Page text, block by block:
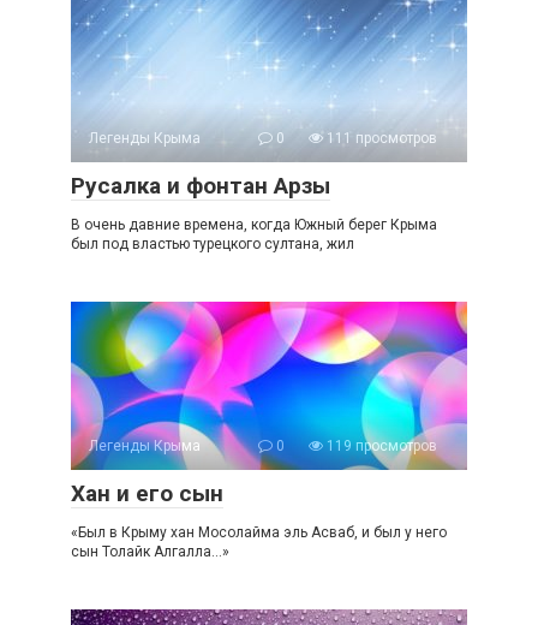
Легенды Крыма 0 111 просмотров
Русалка и фонтан Арзы
В очень давние времена, когда Южный берег Крыма
был под властью турецкого султана, жил
Легенды Крыма 0 119 просмотров
Хан и его сын
«Был в Крыму хан Мосолайма эль Асваб, и был у него
сын Толайк Алгалла…»